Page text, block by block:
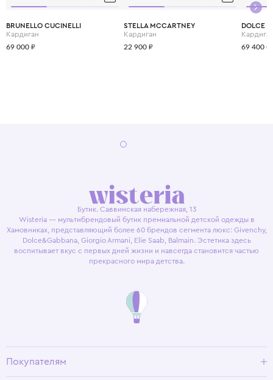
BRUNELLO CUCINELLI
Кардиган
69 000 ₽
STELLA MCCARTNEY
Кардиган
22 900 ₽
DOLCE
69 400 ₽
Бутик. Саввинская набережная, 13
Wisteria — мультибрендовый бутик премиальной детской одежды в
Хамовниках, представляющий более 60 брендов сегмента люкс: Givenchy,
Dolce&Gabbana, Giorgio Armani, Elie Saab, Balmain. Эстетика здесь
воспитывает вкус с первых дней жизни и навсегда становится частью
прекрасного мира детства.
Покупателям